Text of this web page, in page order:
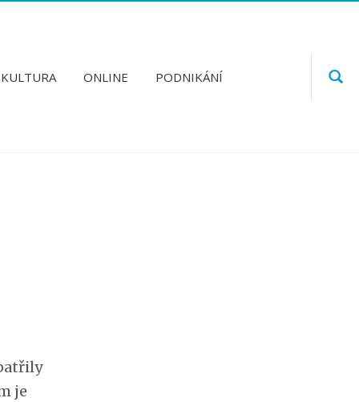
KULTURA ONLINE PODNIKÁNÍ
je